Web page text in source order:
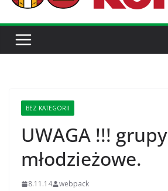
BEZ KATEGORII
UWAGA !!! grupy
młodzieżowe.
8.11.14 webpack